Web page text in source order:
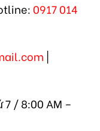
0917 014
|
7 / 8:00 AM –